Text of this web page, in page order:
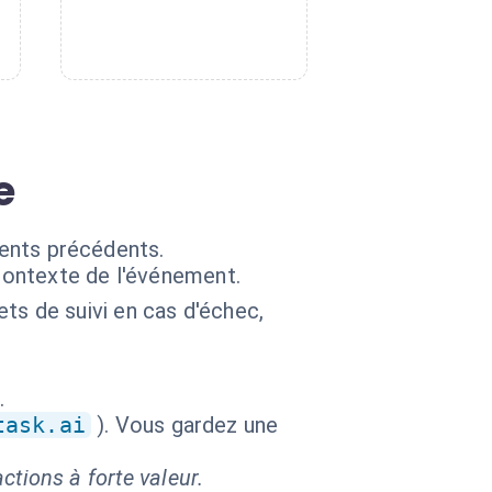
précédents.
de l'événement.
de suivi en cas d'échec,
). Vous gardez une
à forte valeur.